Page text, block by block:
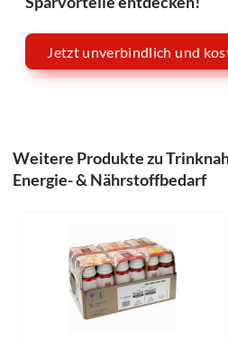
Jetzt unverbindlich und
Weitere Produkte zu
Energie- & Nährstoffbedarf